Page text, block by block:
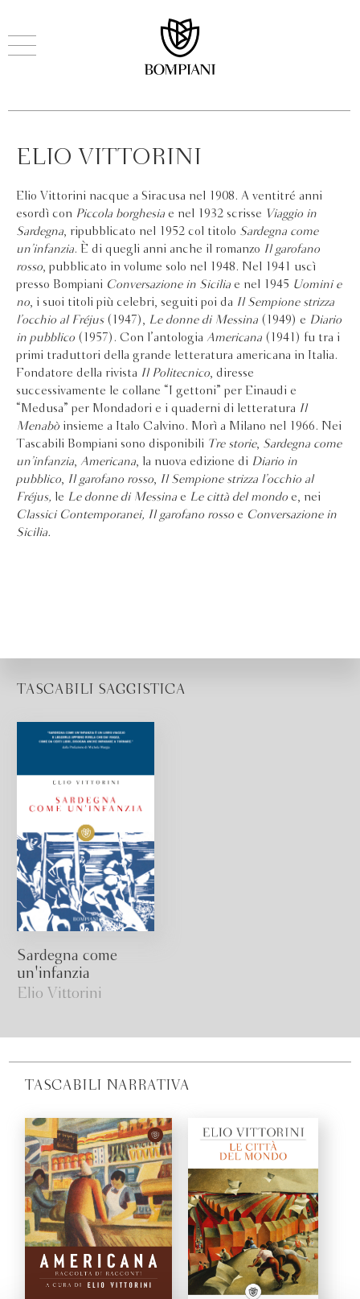
ELIO VITTORINI
Elio Vittorini nacque a Siracusa nel 1908. A ventitré anni
esordì con Piccola borghesia e nel 1932 scrisse Viaggio in
Sardegna, ripubblicato nel 1952 col titolo Sardegna come
un’infanzia. È di quegli anni anche il romanzo Il garofano
rosso, pubblicato in volume solo nel 1948. Nel 1941 uscì
presso Bompiani Conversazione in Sicilia e nel 1945 Uomini e
no, i suoi titoli più celebri, seguiti poi da Il Sempione strizza
l’occhio al Fréjus(1947), Le donne di Messina (1949) e Diario
in pubblico (1957). Con l’antologia Americana (1941) fu tra i
primi traduttori della grande letteratura americana in Italia.
Fondatore della rivista Il Politecnico, diresse
successivamente le collane “I gettoni” per Einaudi e
“Medusa” per Mondadori e i quaderni di letteratura Il
Menabò insieme a Italo Calvino. Morì a Milano nel 1966. Nei
Tascabili Bompiani sono disponibili Tre storie, Sardegna come
un’infanzia, Americana, la nuova edizione di Diario in
pubblico, Il garofano rosso, Il Sempione strizza l’occhio al
Fréjus,
le Le donne di Messina e Le città del mondo e, nei
Classici Contemporanei, Il garofano rosso e Conversazione in
Sicilia.
TASCABILI SAGGISTICA
Sardegna come
un'infanzia
Elio Vittorini
TASCABILI NARRATIVA